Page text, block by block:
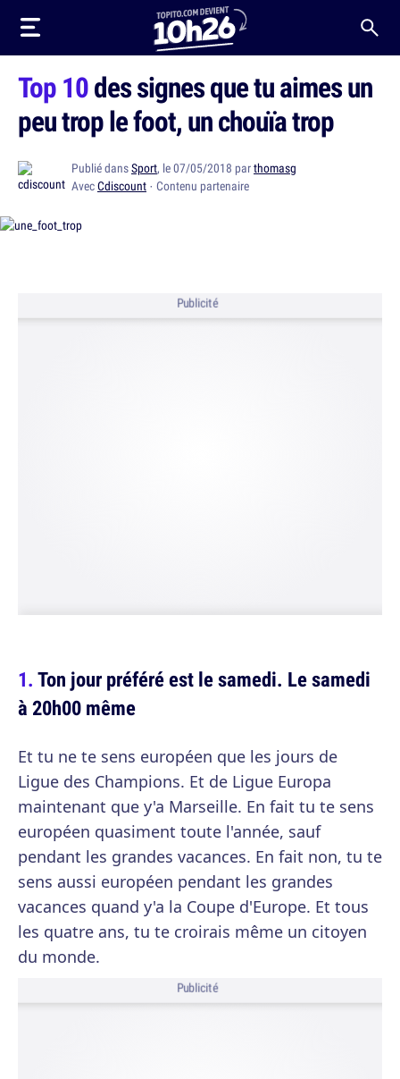
Top 10des signes que tu aimes un
peu trop le foot, un chouïa trop
Publié dansSport, le 07/05/2018 parthomasg
AvecCdiscount · Contenu partenaire
Publicité
Ton jour préféré est le samedi. Le samedi
à 20h00 même
Et tu ne te sens européen que les jours de
Ligue des Champions. Et de Ligue Europa
maintenant que y'a Marseille. En fait tu te sens
européen quasiment toute l'année, sauf
pendant les grandes vacances. En fait non, tu te
sens aussi européen pendant les grandes
vacances quand y'a la Coupe d'Europe. Et tous
les quatre ans, tu te croirais même un citoyen
du monde.
Publicité